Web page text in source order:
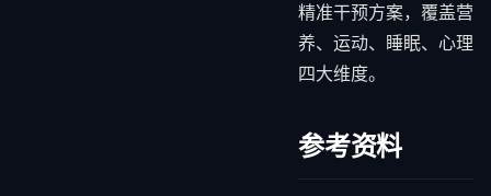
精准干预方案，覆盖营
养、运动、睡眠、心理
四大维度。
参考资料